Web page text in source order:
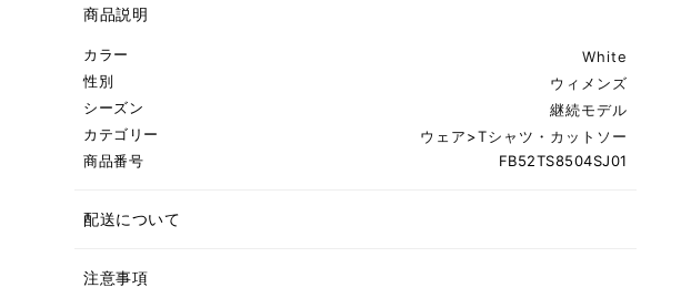
商品説明
カラー
White
性別
ウィメンズ
シーズン
継続モデル
カテゴリー
ウェア>Tシャツ・カットソー
商品番号
FB52TS8504SJ01
配送について
注意事項